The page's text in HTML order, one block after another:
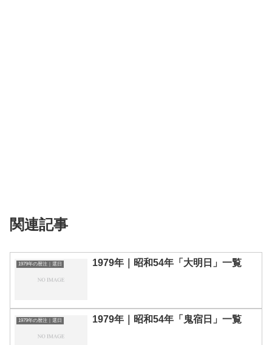
関連記事
1979年の暦注｜選日 1979年｜昭和54年「大明日」一覧
1979年の暦注｜選日 1979年｜昭和54年「鬼宿日」一覧